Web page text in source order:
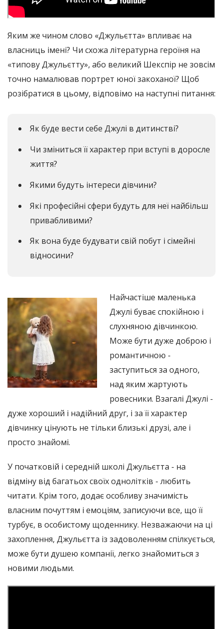
Яким же чином слово «Джульєтта» впливає на
власниць імені? Чи схожа літературна героїня на
«типову Джульєтту», або великий Шекспір ​​не зовсім
точно намалював портрет юної закоханої? Щоб
розібратися в цьому, відповімо на наступні питання:
Як буде вести себе Джулі в дитинстві?
Чи зміниться її характер при вступі в доросле
життя?
Якими будуть інтереси дівчини?
Які професійні сфери будуть для неї найбільш
привабливими?
Як вона буде будувати свій побут і сімейні
відносини?
Найчастіше маленька
Джулі буває спокійною і
слухняною дівчинкою.
Може бути дуже доброю і
романтичною -
заступиться за одного,
над яким жартують
ровесники. Взагалі Джулі -
дуже хороший і надійний друг, і за її характер
дівчинку цінують не тільки близькі друзі, але і
просто знайомі.
У початковій і середній школі Джульєтта - на
відміну від багатьох своїх однолітків - любить
читати. Крім того, додає особливу значимість
власним почуттям і емоціям, записуючи все, що її
турбує, в особистому щоденнику. Незважаючи на ці
захоплення, Джульєтта із задоволенням спілкується,
може бути душею компанії, легко знайомиться з
новими людьми.